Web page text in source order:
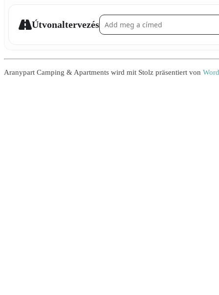
ÚtvonaltervezésAddress - Ausflugsboote in Siófok []
Aranypart Camping & Apartments wird mit Stolz präsentiert von